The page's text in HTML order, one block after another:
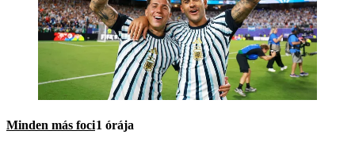
Minden más foci1 órája